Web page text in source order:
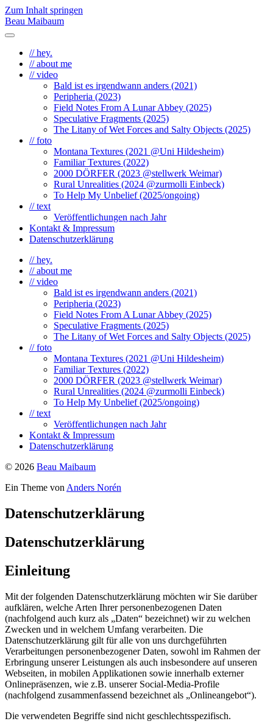
Zum Inhalt springen
Beau Maibaum
Menü
umschalten
// hey.
// about me
// video
Bald ist es irgendwann anders (2021)
Peripheria (2023)
Field Notes From A Lunar Abbey (2025)
Speculative Fragments (2025)
The Litany of Wet Forces and Salty Objects (2025)
// foto
Montana Textures (2021 @Uni Hildesheim)
Familiar Textures (2022)
2000 DÖRFER (2023 @stellwerk Weimar)
Rural Unrealities (2024 @zurmolli Einbeck)
To Help My Unbelief (2025/ongoing)
// text
Veröffentlichungen nach Jahr
Kontakt & Impressum
Datenschutzerklärung
// hey.
// about me
// video
Bald ist es irgendwann anders (2021)
Peripheria (2023)
Field Notes From A Lunar Abbey (2025)
Speculative Fragments (2025)
The Litany of Wet Forces and Salty Objects (2025)
// foto
Montana Textures (2021 @Uni Hildesheim)
Familiar Textures (2022)
2000 DÖRFER (2023 @stellwerk Weimar)
Rural Unrealities (2024 @zurmolli Einbeck)
To Help My Unbelief (2025/ongoing)
// text
Veröffentlichungen nach Jahr
Kontakt & Impressum
Datenschutzerklärung
© 2026 Beau Maibaum
Ein Theme von Anders Norén
Datenschutzerklärung
Datenschutzerklärung
Einleitung
Mit der folgenden Datenschutzerklärung möchten wir Sie darüber
aufklären, welche Arten Ihrer personenbezogenen Daten
(nachfolgend auch kurz als „Daten“ bezeichnet) wir zu welchen
Zwecken und in welchem Umfang verarbeiten. Die
Datenschutzerklärung gilt für alle von uns durchgeführten
Verarbeitungen personenbezogener Daten, sowohl im Rahmen der
Erbringung unserer Leistungen als auch insbesondere auf unseren
Webseiten, in mobilen Applikationen sowie innerhalb externer
Onlinepräsenzen, wie z.B. unserer Social-Media-Profile
(nachfolgend zusammenfassend bezeichnet als „Onlineangebot“).
Die verwendeten Begriffe sind nicht geschlechtsspezifisch.